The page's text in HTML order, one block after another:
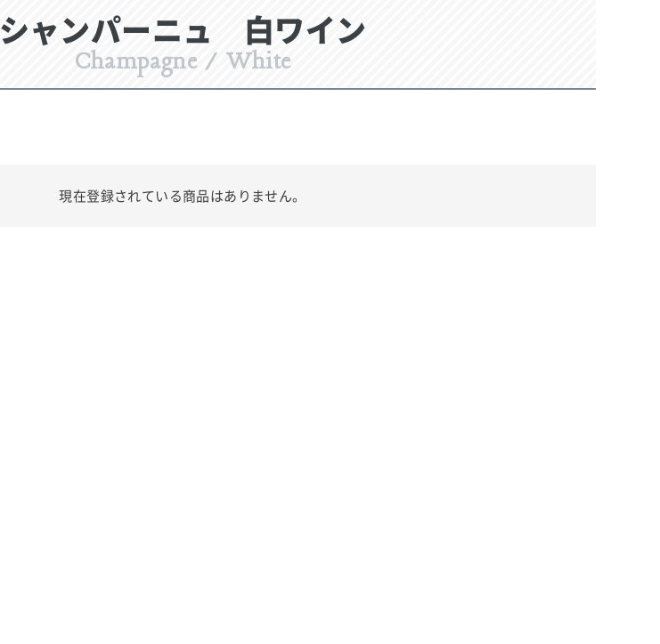
シャンパーニュ 白ワイン
Champagne / White
現在登録されている商品はありません。